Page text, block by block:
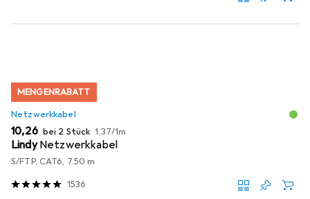
MENGENRABATT
Netzwerkkabel
EUR
10,26 bei 2 Stück EUR
1,37/1m
Lindy Netzwerkkabel
S/FTP, CAT6, 7.50 m
1536